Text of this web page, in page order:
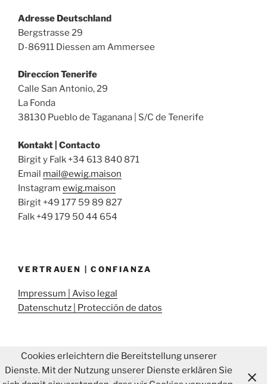
Adresse Deutschland
Bergstrasse 29
D-86911 Diessen am Ammersee
Direccíon Tenerife
Calle San Antonio, 29
La Fonda
38130 Pueblo de Taganana | S/C de Tenerife
Kontakt | Contacto
Birgit y Falk +34 613 840 871
Email mail@ewig.maison
Instagram ewig.maison
Birgit +49 177 59 89 827
Falk +49 179 50 44 654
VERTRAUEN | CONFIANZA
Impressum | Aviso legal
Datenschutz | Protección de datos
Mit Stolz präsentiert von WordPress
Cookies erleichtern die Bereitstellung unserer
Dienste. Mit der Nutzung unserer Dienste erklären Sie